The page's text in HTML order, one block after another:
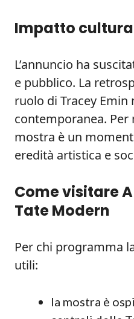
Impatto
L’annuncio ha
e pubblico. La
ruolo di Tracey Emin
contemporanea.
mostra è un
eredità artistica e
Come visitare
Tate Modern
Per chi programma
utili:
la mostra è